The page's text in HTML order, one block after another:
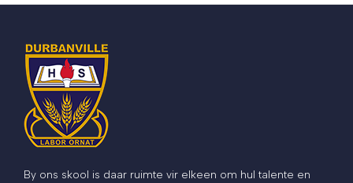
By ons skool is daar ruimte vir elkeen om hul talente en